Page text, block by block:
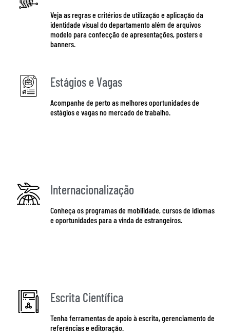
Veja as regras e critérios de utilização e aplicação da
identidade visual do departamento além de arquivos
modelo para confecção de apresentações, posters e
banners.
Estágios e Vagas
Acompanhe de perto as melhores oportunidades de
estágios e vagas no mercado de trabalho.
Internacionalização
Conheça os programas de mobilidade, cursos de idiomas
e oportunidades para a vinda de estrangeiros.
Escrita Científica
Tenha ferramentas de apoio à escrita, gerenciamento de
referências e editoração.